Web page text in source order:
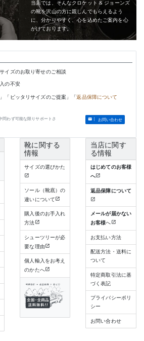
当店では、そんなクロケット & ジョーンズ
の靴を沢山の方に親しんでもらえるよう
に、分かりやすく、心を込めたご案内を心
がけております。
イズのお取り寄せのご相談
の不安
」「ピッタリサイズのご提案」「返品保障について
問わず可能な限りサポートさ
お問い合わせ
靴に関する
情報
サイズの選びかた
ソール（靴底）の
違いについて
購入後のお手入れ
方法
シューツリーが必
要な理由
個人輸入をお考え
のかたへ
当店に関す
る情報
はじめてのお客様
へ
返品保障について
メールが届かない
お客様へ
お支払い方法
配送方法・送料に
ついて
特定商取引法に基
づく表記
プライバシーポリ
シー
お問い合わせ